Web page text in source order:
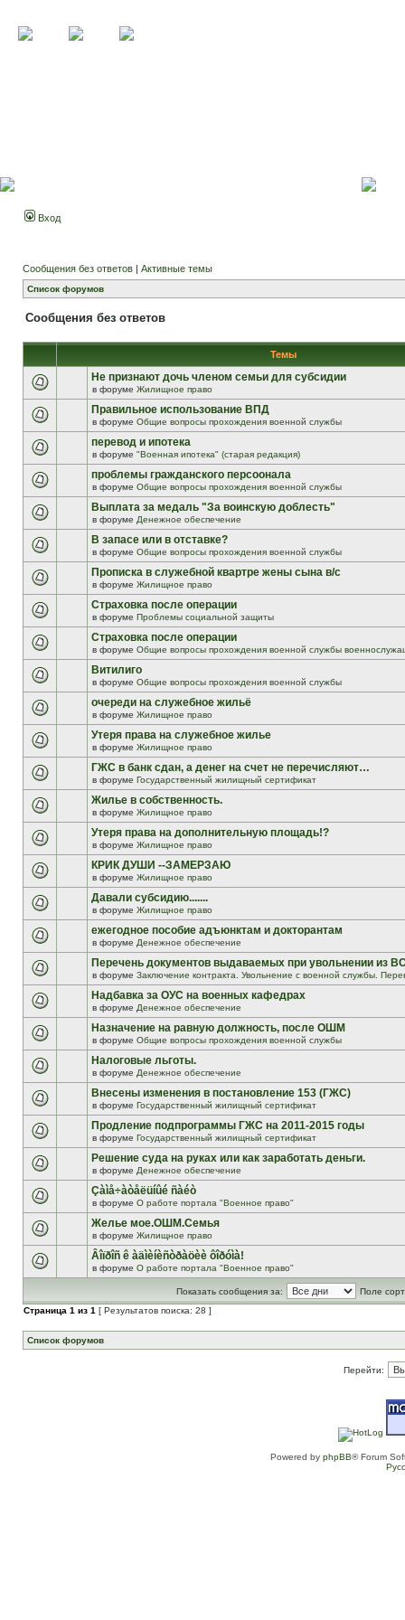
Вход
Сообщения без ответов | Активные темы
Список форумов
Сообщения без ответов
Темы
Не признают дочь членом семьи для субсидии
в форуме Жилищное право
Правильное использование ВПД
в форуме Общие вопросы прохождения военной службы
перевод и ипотека
в форуме "Военная ипотека" (старая редакция)
проблемы гражданского персоонала
в форуме Общие вопросы прохождения военной службы
Выплата за медаль "За воинскую доблесть"
в форуме Денежное обеспечение
В запасе или в отставке?
в форуме Общие вопросы прохождения военной службы
Прописка в служебной квартре жены сына в/с
в форуме Жилищное право
Страховка после операции
в форуме Проблемы социальной защиты
Страховка после операции
в форуме Общие вопросы прохождения военной службы
Витилиго
в форуме Общие вопросы прохождения военной службы
очереди на служебное жильё
в форуме Жилищное право
Утеря права на служебное жилье
в форуме Жилищное право
ГЖС в банк сдан, а денег на счет не перечисляют…
в форуме Государственный жилищный сертификат
Жилье в собственность.
в форуме Жилищное право
Утеря права на дополнительную площадь!?
в форуме Жилищное право
КРИК ДУШИ --ЗАМЕРЗАЮ
в форуме Жилищное право
Давали субсидию.......
в форуме Жилищное право
ежегодное пособие адъюнктам и докторантам
в форуме Денежное обеспечение
Перечень документов выдаваемых при увольнении из
в форуме Заключение контракта. Увольнение с военной службы.
Надбавка за ОУС на военных кафедрах
в форуме Денежное обеспечение
Назначение на равную должность, после ОШМ
в форуме Общие вопросы прохождения военной службы
Налоговые льготы.
в форуме Денежное обеспечение
Внесены изменения в постановление 153 (ГЖС)
в форуме Государственный жилищный сертификат
Продление подпрограммы ГЖС на 2011-2015 годы
в форуме Государственный жилищный сертификат
Решение суда на руках или как заработать деньги.
в форуме Денежное обеспечение
Çàìå÷àòåëüíûé ñàéò
в форуме О работе портала "Военное право"
Желье мое.ОШМ.Семья
в форуме Жилищное право
Âîïðîñ ê àäìèíèñòðàöèè ôîðóìà!
в форуме О работе портала "Военное право"
Показать сообщения за:
Поле
Страница 1 из 1 [ Результатов поиска: 28 ]
Список форумов
Перейти:
Powered by phpBB® Forum